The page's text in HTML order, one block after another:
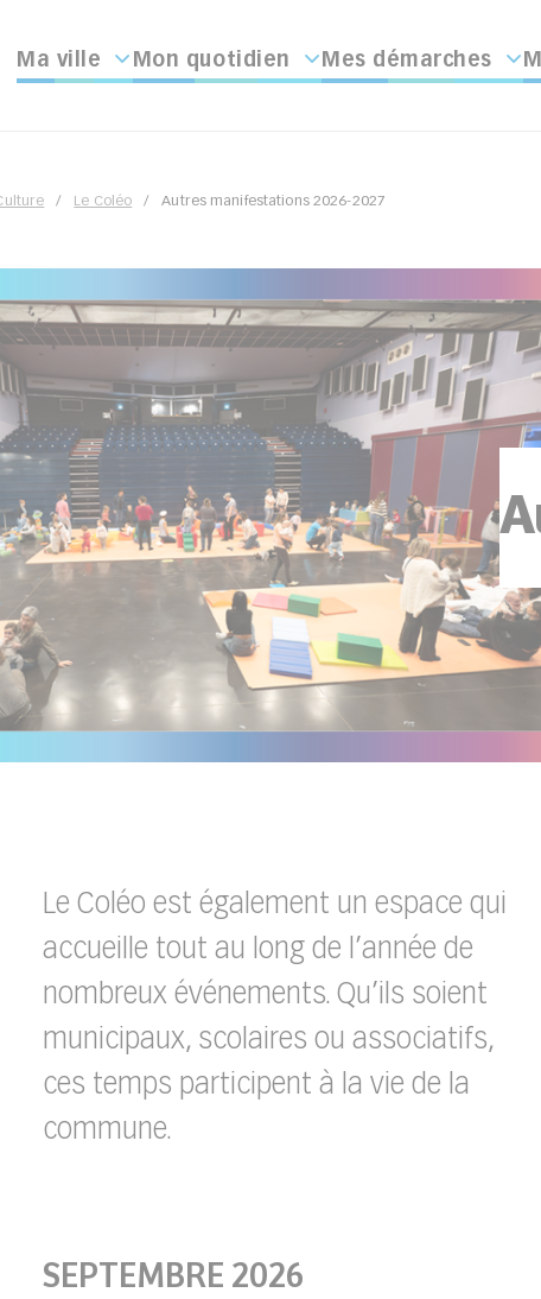
Ma ville Mon quotidien Mes démarches
Le Coléo Autres manifestations 2026-2027
Le Coléo est également un espace qui
accueille tout au long de l’année de
nombreux événements. Qu’ils soient
municipaux, scolaires ou associatifs,
ces temps participent à la vie de la
commune.
SEPTEMBRE 2026